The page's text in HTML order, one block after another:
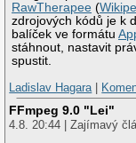
RawTherapee (
zdrojových kódů je k
balíček ve formátu
stáhnout, nastavit
spustit.
Ladislav Hagara
FFmpeg 9.0 "Lei"
4.8. 20:44 | Zajímavý